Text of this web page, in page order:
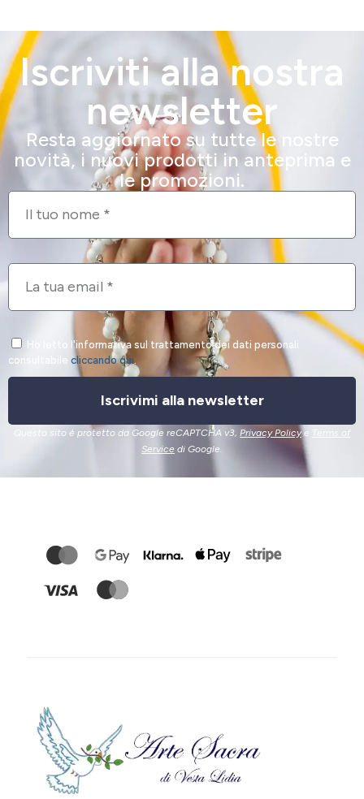
Iscriviti alla nostra
newsletter
Resta aggiornato su tutte le nostre
novità, i nuovi prodotti in anteprima e
le promozioni.
Ho letto l'informativa sul trattamento dei dati personali
consultabile cliccando qui.
Iscrivimi alla newsletter
Questo sito è protetto da Google reCAPTCHA v3, Privacy Policye Terms of
Service di Google.